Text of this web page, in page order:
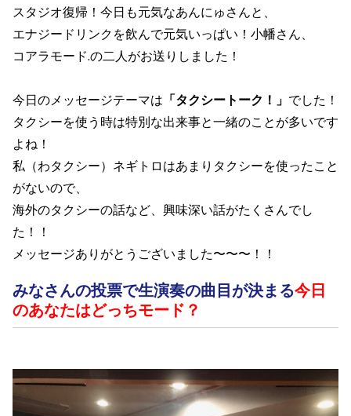
スタジオ復帰！今日も元気なあんにゅさんと、
エナジードリンクを飲んで元気いっぱい！小幡さん、
コアラモード.の二人がお送りしました！
今日のメッセージテーマは 「タクシートーク！ 」 でした！
タクシーを使う時は特別な出来事と一緒のことが多いです
よね！
私（わタクシー）ネギトロはあまりタクシーを使ったこと
がないので、
海外のタクシーの話など、興味深い話がたくさんでし
た！！
メッセージありがとうございました〜〜〜！！
みなさんの投票で生演奏の曲目が決まる今日
のあなたはどっちモード？